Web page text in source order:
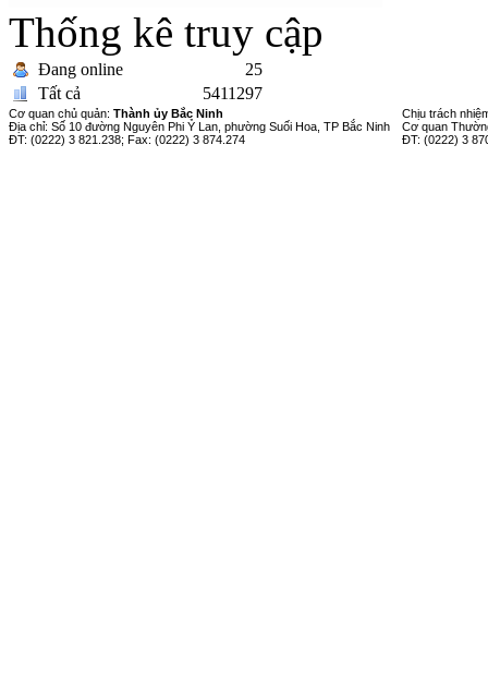
Thống kê truy cập
Đang online
25
Tất cả
5411297
Cơ quan chủ quản: Thành ủy Bắc Ninh
Địa chỉ: Số 10 đường Nguyên Phi Ỷ Lan, phường Suối Hoa, TP Bắc Ninh
ĐT: (0222) 3 821.238; Fax: (0222) 3 874.274
Chịu trách
Cơ quan
ĐT: (0222) 3